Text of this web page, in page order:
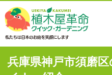
兵庫県神戸市須磨